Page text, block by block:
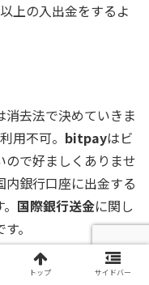
上の入出金をするよ
消去法で決めていきま
用不可。 bitpayはビ
ので好ましくありませ
内銀行口座に出金する
国際銀行送金に関し
。
トップ サイドバー